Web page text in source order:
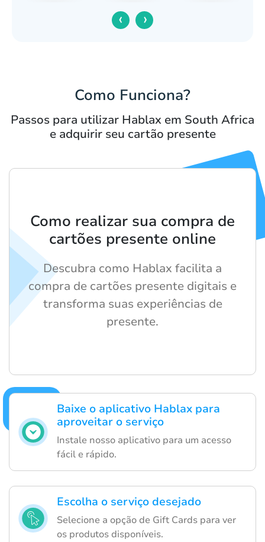
‹ ›
Como Funciona?
Passos para utilizar Hablax em South Africa
e adquirir seu cartão presente
Baixe o aplicativo Hablax para
aproveitar o serviço
Instale nosso aplicativo para um acesso
fácil e rápido.
Escolha o serviço desejado
Selecione a opção de Gift Cards para ver
os produtos disponíveis.
Como realizar sua compra de
cartões presente online
Descubra como Hablax facilita a
compra de cartões presente digitais e
transforma suas experiências de
presente.